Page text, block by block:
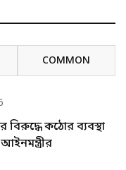
COMMON
বিরুদ্ধে কঠোর ব্যবস্থা